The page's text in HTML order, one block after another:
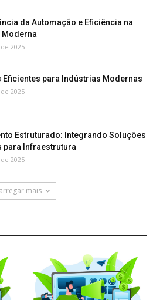
da Automação e Eficiência na
2025
Eficientes para Indústrias Modernas
2025
Estruturado: Integrando Soluções
para Infraestrutura
2025
mais